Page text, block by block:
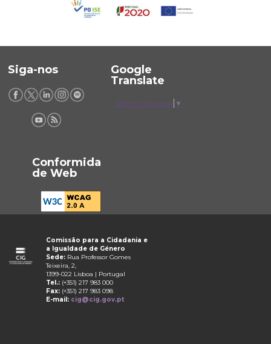
Siga-nos
Google
Translate
Select Language ▼
Conformida
de Web
Comissão para a Cidadania e
a Igualdade de Género
Sede: Rua Professor Gomes
Teixeira, 2,
1399-022 Lisboa | Portugal
Tel.: (+351) 217 983 000
Fax: (+351) 217 983 098
E-mail: cig@cig.gov.pt